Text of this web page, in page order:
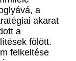
a
akarat
a
fölött.
felkeltése